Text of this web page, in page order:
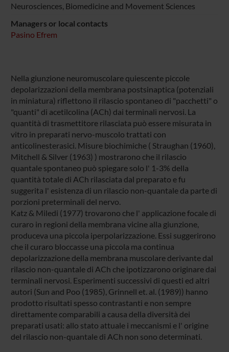
Neurosciences, Biomedicine and Movement Sciences
Managers or local contacts
Pasino Efrem
Nella giunzione neuromuscolare quiescente piccole
depolarizzazioni della membrana postsinaptica (potenziali
in miniatura) riflettono il rilascio spontaneo di "pacchetti" o
"quanti" di acetilcolina (ACh) dai terminali nervosi. La
quantità di trasmettitore rilasciata può essere misurata in
vitro in preparati nervo-muscolo trattati con
anticolinesterasici. Misure biochimiche ( Straughan (1960),
Mitchell & Silver (1963) ) mostrarono che il rilascio
quantale spontaneo può spiegare solo l' 1-3% della
quantità totale di ACh rilasciata dal preparato e fu
suggerita l' esistenza di un rilascio non-quantale da parte di
porzioni preterminali del nervo.
Katz & Miledi (1977) trovarono che l' applicazione focale di
curaro in regioni della membrana vicine alla giunzione,
produceva una piccola iperpolarizzazione. Essi suggerirono
che il curaro bloccasse una piccola ma continua
depolarizzazione della membrana muscolare derivante dal
rilascio non-quantale di ACh che ipotizzarono originare dai
terminali nervosi. Esperimenti successivi di questi ed altri
autori (Sun and Poo (1985), Grinnell et. al. (1989)) hanno
prodotto risultati spesso contrastanti e non sempre
direttamente comparabili a causa della diversità dei
preparati usati: allo stato attuale i meccanismi e l' origine
del rilascio non-quantale di ACh non sono determinati.